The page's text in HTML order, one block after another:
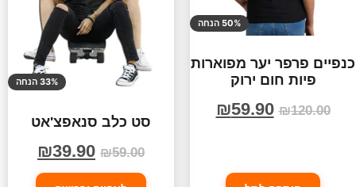
50% הנחה
כנפיים פרפר יער מפוארות
פיות חום ירוק
₪120.00
₪59.90
33% הנחה
סט כלב סנאפצ'אט
₪59.00
₪39.90